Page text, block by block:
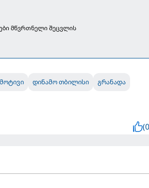
მწვრთნელი შეცვლის
დინამო თბილისი გრანადა